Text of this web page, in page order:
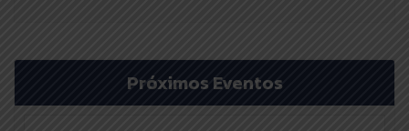
Próximos Eventos